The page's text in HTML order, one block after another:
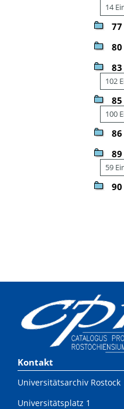
14
102
100
59
Kontakt
Universitätsarchiv Rostock
Universitätsplatz 1